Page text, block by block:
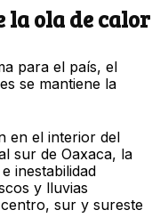
la ola de calor
para el país, el
se mantiene la
en el interior del
sur de Oaxaca, la
inestabilidad
y lluvias
sur y sureste